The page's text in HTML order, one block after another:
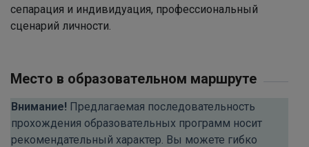
сепарация и индивидуация, профессиональный
сценарий личности.
Место в образовательном маршруте
Внимание! Предлагаемая последовательность
прохождения образовательных программ носит
рекомендательный характер. Вы можете гибко